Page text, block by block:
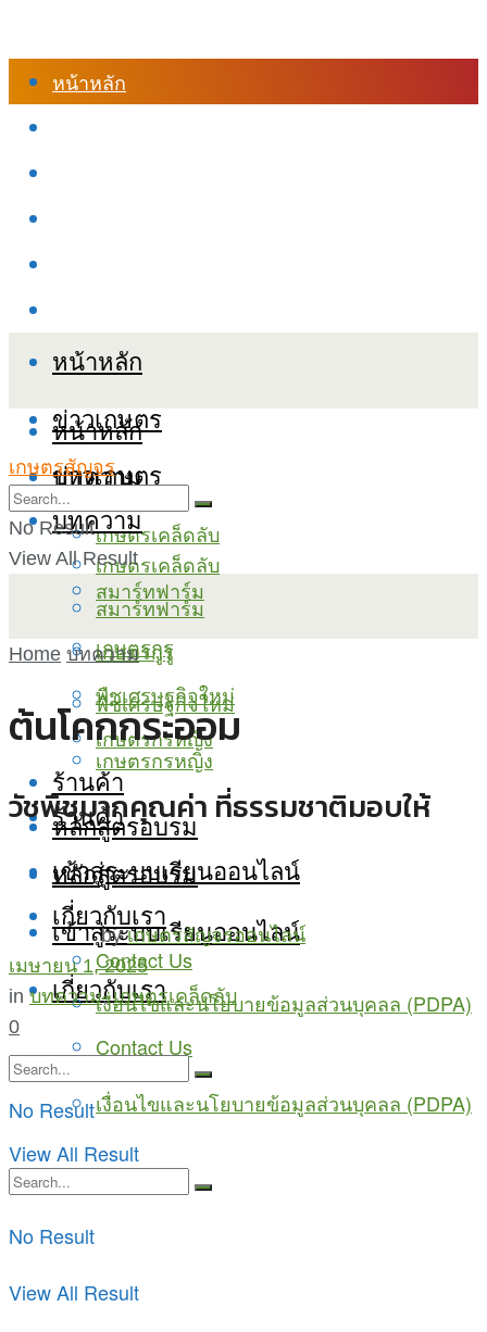
หน้าหลัก
หน้าหลัก
ข่าวเกษตร
บทความ
เกษตรเคล็ดลับ
สมาร์ทฟาร์ม
เกษตรกูรู
พืชเศรษฐกิจใหม่
เกษตรกรหญิง
ร้านค้า
หลักสูตรอบรม
เข้าสู่ระบบเรียนออนไลน์
เกี่ยวกับเรา
Contact Us
เงื่อนไขและนโยบายข้อมูลส่วนบุคลล (PDPA)
No Result
View All Result
หน้าหลัก
ข่าวเกษตร
บทความ
เกษตรเคล็ดลับ
สมาร์ทฟาร์ม
เกษตรกูรู
พืชเศรษฐกิจใหม่
เกษตรกรหญิง
ร้านค้า
หลักสูตรอบรม
เข้าสู่ระบบเรียนออนไลน์
เกี่ยวกับเรา
Contact Us
เงื่อนไขและนโยบายข้อมูลส่วนบุคลล (PDPA)
No Result
View All Result
เกษตรสัญจร
No Result
View All Result
Home บทความ
ต้นโคกกระออม
วัชพืชมากคุณค่า ที่ธรรมชาติมอบให้
by เกษตรสัญจรออนไลน์
เมษายน 1, 2025
in บทความ,เกษตรเคล็ดลับ
0